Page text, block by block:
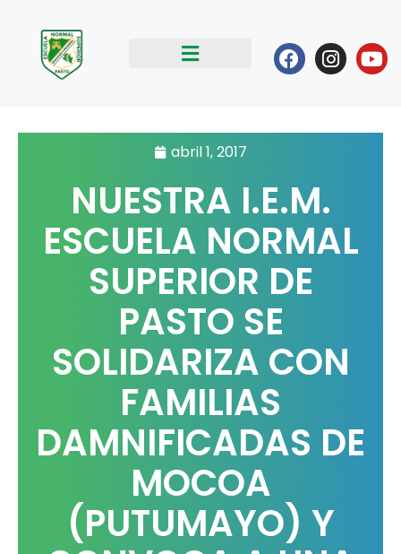
contenido
Facebook
abril 1, 2017
NUESTRA I.E.M.
ESCUELA NORMAL
SUPERIOR DE
PASTO SE
SOLIDARIZA CON
FAMILIAS
DAMNIFICADAS DE
MOCOA
(PUTUMAYO) Y